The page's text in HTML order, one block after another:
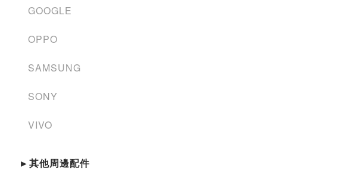
GOOGLE
OPPO
SAMSUNG
SONY
VIVO
►其他周邊配件